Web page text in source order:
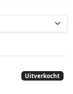
Uitverkocht